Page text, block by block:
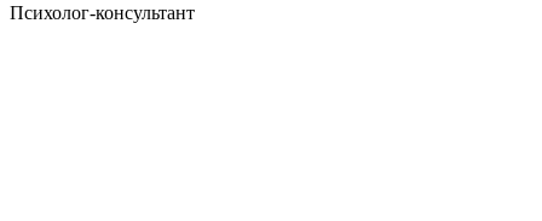
Психолог-консультант